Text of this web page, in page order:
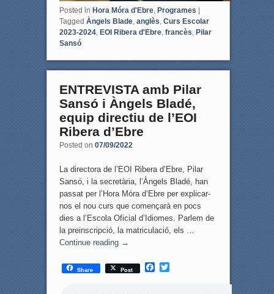
Posted in Hora Móra d'Ebre, Programes
Tagged Àngels Blade, anglès, Curs Escolar
2023-2024, EOI Ribera d'Ebre, francès, Pilar
Sansó
ENTREVISTA amb Pilar
Sansó i Àngels Bladé,
equip directiu de l’EOI
Ribera d’Ebre
Posted on 07/09/2022
La directora de l’EOI Ribera d’Ebre, Pilar
Sansó, i la secretària, l’Àngels Bladé, han
passat per l’Hora Móra d’Ebre per explicar-
nos el nou curs que començarà en pocs
dies a l’Escola Oficial d’Idiomes. Parlem de
la preinscripció, la matriculació, els …
Continue reading →
Share Post
F
T